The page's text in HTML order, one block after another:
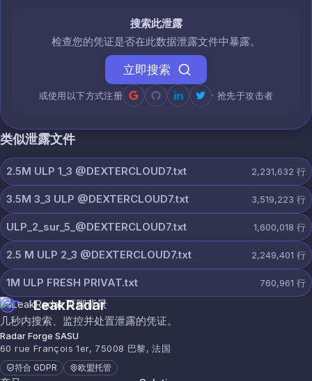
搜索此泄露
检查您的凭证是否在此数据泄露文件中暴露。
立即搜索
或使用以下方式注册 · 抢先于攻击者
类似泄露文件
2.5M ULP 1_3 @DEXTERCLOUD7.txt 2,231,632 行
3.5M 3_3 ULP @DEXTERCLOUD7.txt 3,519,223 行
ULP_2_sur_5_@DEXTERCLOUD7.txt 1,600,018 行
2.5 M ULP 2_3 @DEXTERCLOUD7.txt 2,249,401 行
1M ULP FRESH PRIVAT.txt 760,961 行
LeakRadar
几秒内搜索、监控并处置泄露的凭证。
Radar Forge SASU
60 rue François 1er, 75008 巴黎, 法国
符合 GDPR 欧盟托管